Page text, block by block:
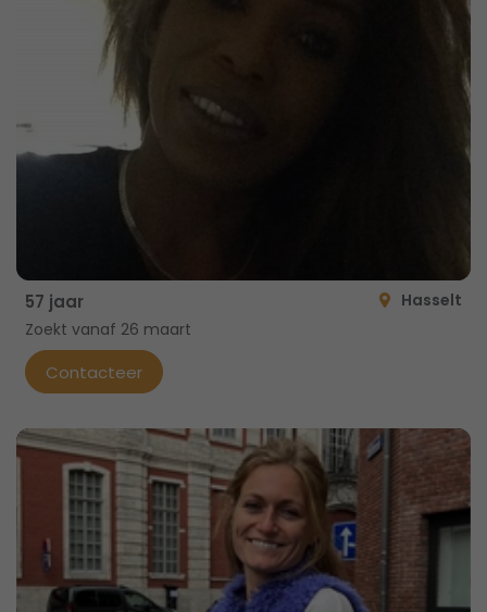
57 jaar
Hasselt
Zoekt vanaf 26 maart
Contacteer